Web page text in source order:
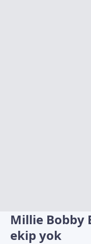
Millie Bobby
ekip yok